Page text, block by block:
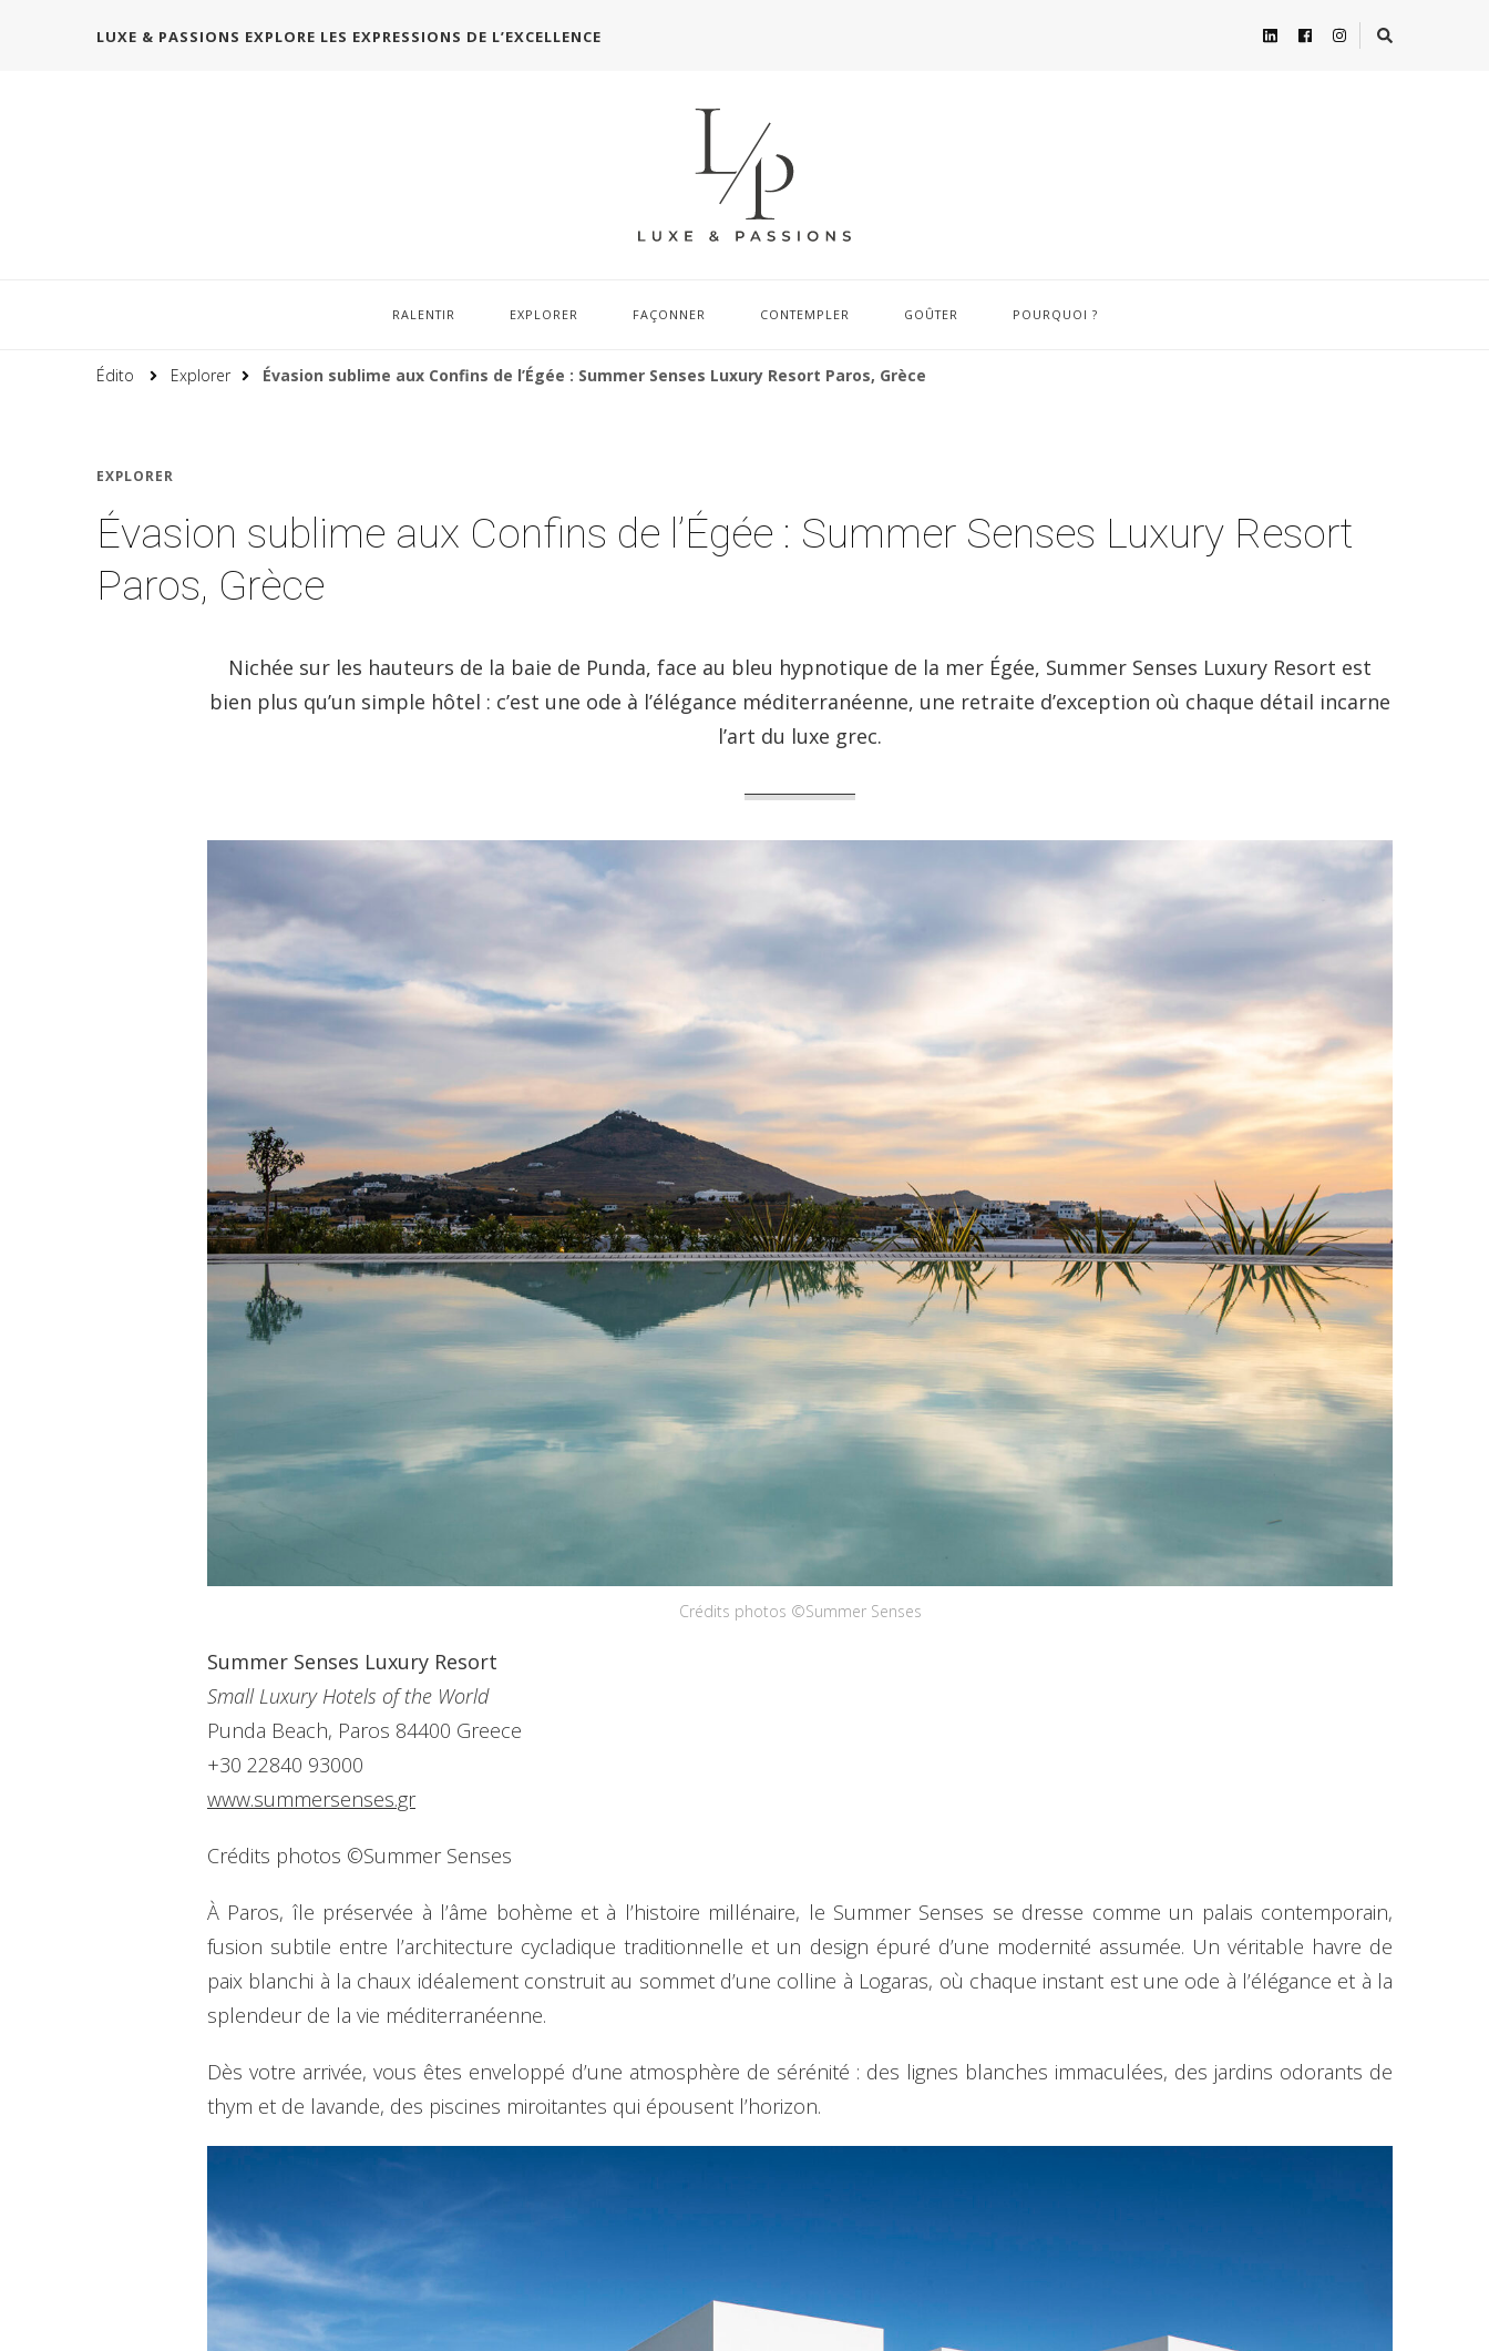
LUXE & PASSIONS EXPLORE LES EXPRESSIONS DE L’EXCELLENCE
RALENTIR EXPLORER FAÇONNER CONTEMPLER GOÛTER POURQUOI ?
Édito Explorer Évasion sublime aux Confins de l’Égée : Summer Senses Luxury Resort Paros, Grèce
EXPLORER
Évasion sublime aux Confins de l’Égée : Summer Senses Luxury Resort
Paros, Grèce
Nichée sur les hauteurs de la baie de Punda, face au bleu hypnotique de la mer Égée, Summer Senses Luxury Resort est
bien plus qu’un simple hôtel : c’est une ode à l’élégance méditerranéenne, une retraite d’exception où chaque détail incarne
l’art du luxe grec.
Crédits photos ©Summer Senses
Summer Senses Luxury Resort
Small Luxury Hotels of the World
Punda Beach, Paros 84400 Greece
+30 22840 93000
www.summersenses.gr
Crédits photos ©Summer Senses
À Paros, île préservée à l’âme bohème et à l’histoire millénaire, le Summer Senses se dresse comme un palais contemporain,
fusion subtile entre l’architecture cycladique traditionnelle et un design épuré d’une modernité assumée. Un véritable havre de
paix blanchi à la chaux idéalement construit au sommet d’une colline à Logaras, où chaque instant est une ode à l’élégance et à la
splendeur de la vie méditerranéenne.
Dès votre arrivée, vous êtes enveloppé d’une atmosphère de sérénité : des lignes blanches immaculées, des jardins odorants de
thym et de lavande, des piscines miroitantes qui épousent l’horizon.